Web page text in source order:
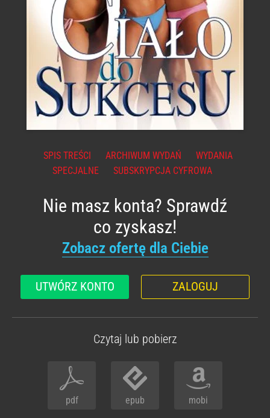
SPIS TREŚCI ARCHIWUM WYDAŃ
WYDANIA
SPECJALNE
SUBSKRYPCJA CYFROWA
Nie masz konta? Sprawdź
co zyskasz!
Zobacz ofertę dla Ciebie
UTWÓRZ KONTO ZALOGUJ
Czytaj lub pobierz
pdf epub mobi